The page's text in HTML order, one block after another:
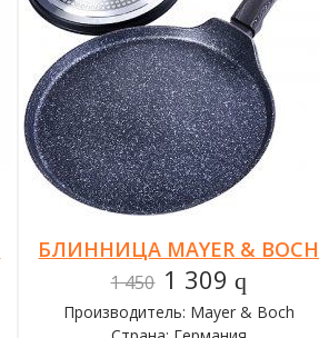
БЛИННИЦА MAYER & BOCH
1 450 1 309q
Производитель: Mayer & Boch